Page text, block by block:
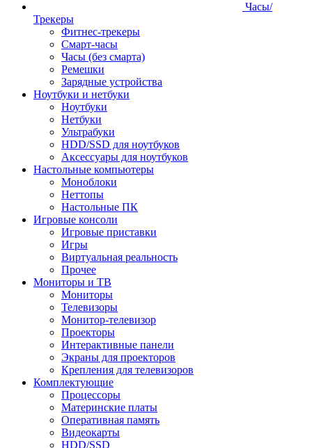
Часы/
Трекеры
Фитнес-трекеры
Смарт-часы
Часы (без смарта)
Ремешки
Зарядные устройства
Ноутбуки и нетбуки
Ноутбуки
Нетбуки
Ультрабуки
HDD/SSD для ноутбуков
Аксессуары для ноутбуков
Настольные компьютеры
Моноблоки
Неттопы
Настольные ПК
Игровые консоли
Игровые приставки
Игры
Виртуальная реальность
Прочее
Мониторы и ТВ
Мониторы
Телевизоры
Монитор-телевизор
Проекторы
Интерактивные панели
Экраны для проекторов
Крепления для телевизоров
Комплектующие
Процессоры
Материнские платы
Оперативная память
Видеокарты
HDD/SSD